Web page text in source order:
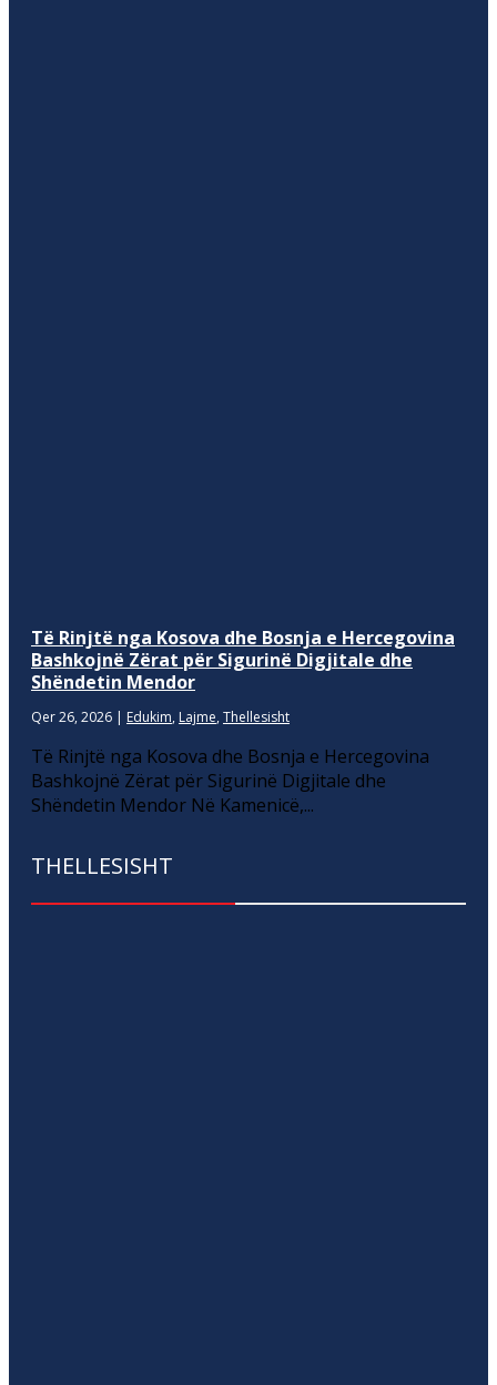
Të Rinjtë nga Kosova dhe Bosnja e Hercegovina
Bashkojnë Zërat për Sigurinë Digjitale dhe
Shëndetin Mendor
Qer 26, 2026 | Edukim, Lajme, Thellesisht
Të Rinjtë nga Kosova dhe Bosnja e Hercegovina
Bashkojnë Zërat për Sigurinë Digjitale dhe
Shëndetin Mendor Në Kamenicë,...
THELLESISHT